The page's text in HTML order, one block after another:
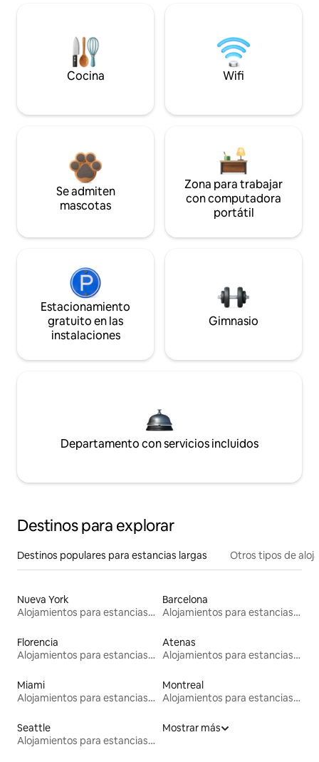
Cocina Wifi
Se admiten
mascotas
Zona para trabajar
con computadora
portátil
Estacionamiento
gratuito en las
instalaciones
Gimnasio
Departamento con servicios incluidos
Destinos para explorar
Destinos populares para estancias largas Otros tipos de
Nueva York
Alojamientos para estancias largas
Barcelona
Alojamientos para estancias largas
Florencia
Alojamientos para estancias largas
Atenas
Alojamientos para estancias largas
Miami
Alojamientos para estancias largas
Montreal
Alojamientos para estancias largas
Seattle
Alojamientos para estancias largas
Mostrar más